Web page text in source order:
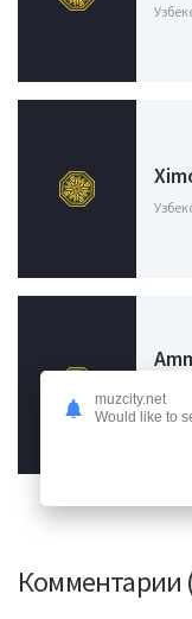
Комментарии
muzcity.net
Would like to